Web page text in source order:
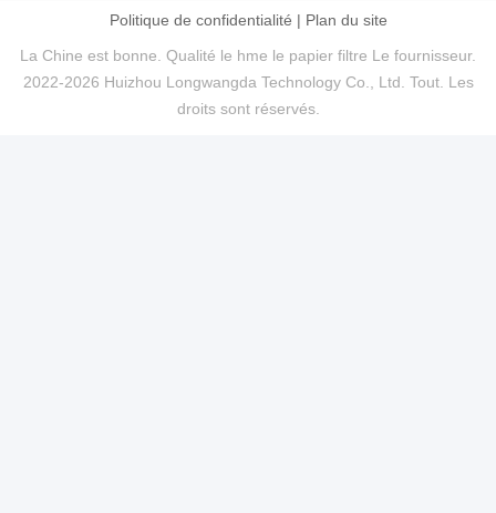
Politique de confidentialité | Plan du site
La Chine est bonne. Qualité le hme le papier filtre Le fournisseur.
2022-2026 Huizhou Longwangda Technology Co., Ltd. Tout. Les
droits sont réservés.